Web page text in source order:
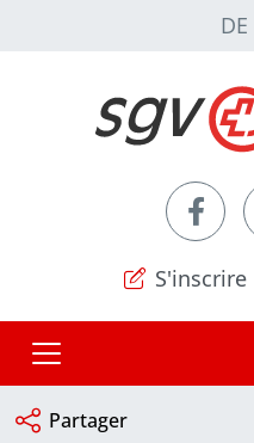
DE
S'inscrire
Partager